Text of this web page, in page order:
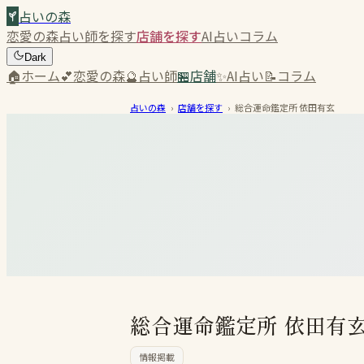
占いの森
恋愛の森占い師を探す店舗を探すAI占いコラム
Dark
🏠ホーム💕恋愛の森🔮占い師🏪店舗✨AI占い📝コラム
占いの森 › 店舗を探す › 総合運命鑑定所 依田有玄
総合運命鑑定所 依田有
情報掲載